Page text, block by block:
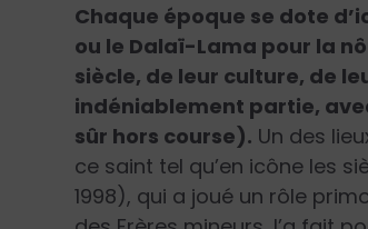
Chaque époque se dote
ou le Dalaï-Lama pour la
siècle, de leur culture, de
indéniablement partie,
sûr hors course). Un des
ce saint tel qu’en icône les
1998), qui a joué un rôle